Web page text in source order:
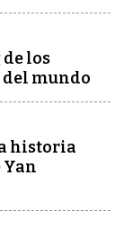
los
del mundo
historia
Yan